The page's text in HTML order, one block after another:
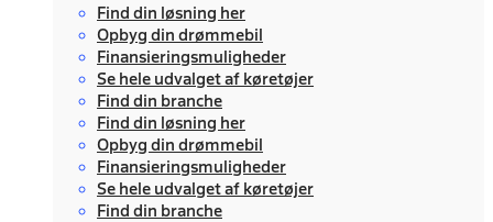
Find din løsning her
Opbyg din drømmebil
Finansieringsmuligheder
Se hele udvalget af køretøjer
Find din branche
Find din løsning her
Opbyg din drømmebil
Finansieringsmuligheder
Se hele udvalget af køretøjer
Find din branche